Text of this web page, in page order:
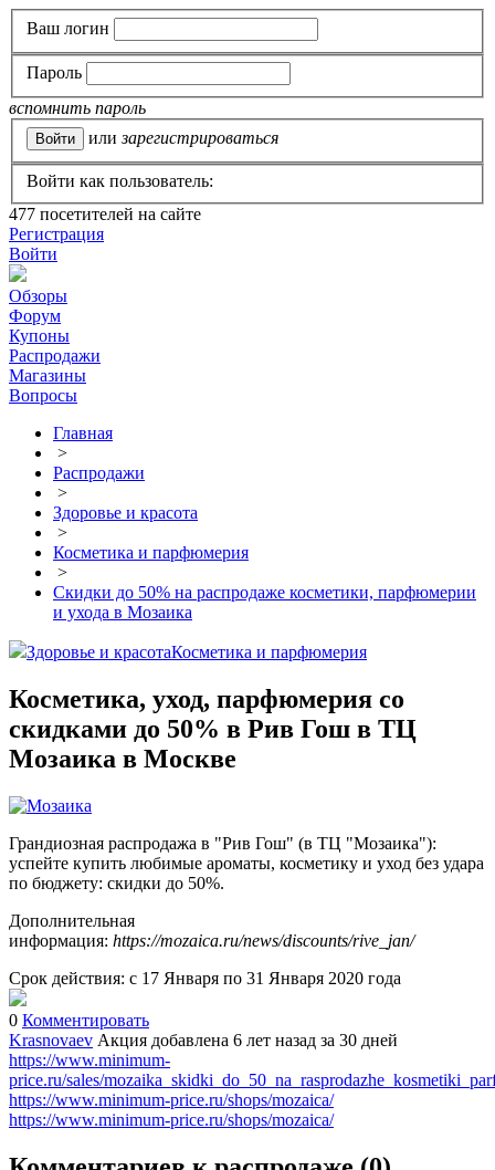
Ваш логин
Пароль
вспомнить пароль
или зарегистрироваться
Войти как пользователь:
477 посетителей на сайте
Регистрация
Войти
Обзоры
Форум
Купоны
Распродажи
Магазины
Вопросы
Главная
>
Распродажи
>
Здоровье и красота
>
Косметика и парфюмерия
>
Скидки до 50% на распродаже косметики, парфюмерии
и ухода в Мозаика
Здоровье и красотаКосметика и парфюмерия
Косметика, уход, парфюмерия со
скидками до 50% в Рив Гош в ТЦ
Мозаика в Москве
Грандиозная распродажа в "Рив Гош" (в ТЦ "Мозаика"):
успейте купить любимые ароматы, косметику и уход без удара
по бюджету: скидки до 50%.
Дополнительная
информация: https://mozaica.ru/news/discounts/rive_jan/
Срок действия: с 17 Января по 31 Января 2020 года
0 Комментировать
Krasnovaev Акция добавлена 6 лет назад за 30 дней
https://www.minimum-
price.ru/sales/
https://www.minimum-price.ru/shops/mozaica/
https://www.minimum-price.ru/shops/mozaica/